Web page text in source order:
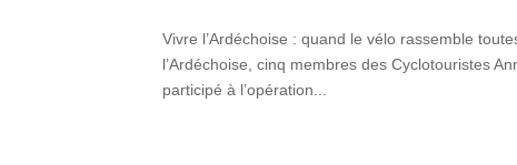
Vivre l’Ardéchoise : quand le vélo rassemble
l’Ardéchoise, cinq membres des Cyclotouristes
participé à l’opération...